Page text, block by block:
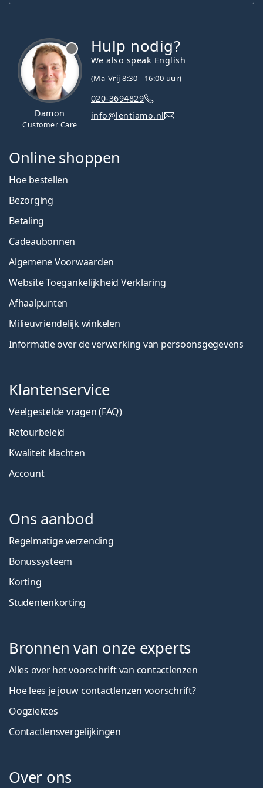
Damon
Customer Care
Hulp nodig?
We also speak English
(Ma-Vrij 8:30 - 16:00 uur)
020-3694829
info@lentiamo.nl
Online shoppen
Hoe bestellen
Bezorging
Betaling
Cadeaubonnen
Algemene Voorwaarden
Website Toegankelijkheid Verklaring
Afhaalpunten
Milieuvriendelijk winkelen
Informatie over de verwerking van persoonsgegevens
Klantenservice
Veelgestelde vragen (FAQ)
Retourbeleid
Kwaliteit klachten
Account
Ons aanbod
Regelmatige verzending
Bonussysteem
Korting
Studentenkorting
Bronnen van onze experts
Alles over het voorschrift van contactlenzen
Hoe lees je jouw contactlenzen voorschrift?
Oogziektes
Contactlensvergelijkingen
Over ons